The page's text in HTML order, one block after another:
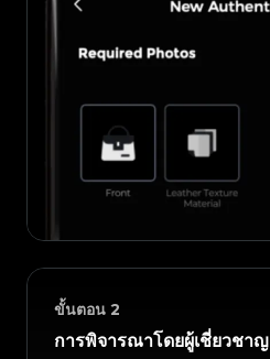
ขั้นตอน 2
การพิจารณาโดยผู้เชี่ยวชาญ